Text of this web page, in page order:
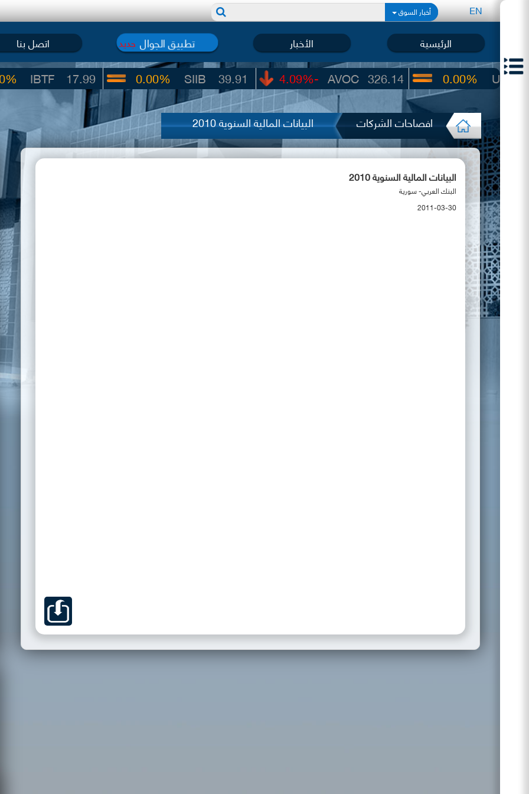
EN أخبار السوق
الرئيسية الأخبار تطبيق الجوال جديد اتصل بنا
17.99 39.91
SIIB
0.00% 326.14
AVOC
-4.09% 22.65
UIC
0.00%
افصاحات الشركات البيانات المالية السنوية 2010
البيانات المالية السنوية 2010
البنك العربي- سورية
2011-03-30